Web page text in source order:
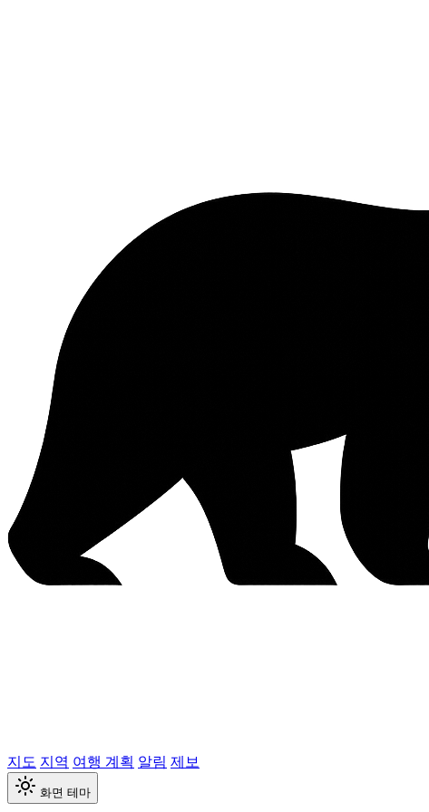
지도 지역 여행 계획 알림 제보
화면 테마